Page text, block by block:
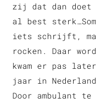
zij dat dan doet
al best
iets schrijft,
rocken. Daar
kwam er pas
jaar in
Door ambulant te